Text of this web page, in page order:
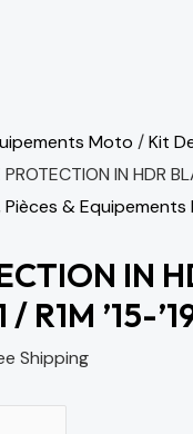
Moto /Kit
IN HDR
Pièces &
IN
R1M ’15-
Shipping